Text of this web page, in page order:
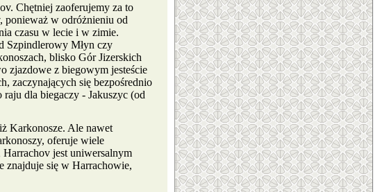
Chętniej zaoferujemy za to
ponieważ w odróżnieniu od
czasu w lecie i w zimie.
Szpindlerowy Młyn czy
blisko Gór Jizerskich
zjazdowe z biegowym jesteście
zaczynających się bezpośrednio
dla biegaczy - Jakuszyc (od
Karkonosze. Ale nawet
oferuje wiele
jest uniwersalnym
znajduje się w Harrachowie,